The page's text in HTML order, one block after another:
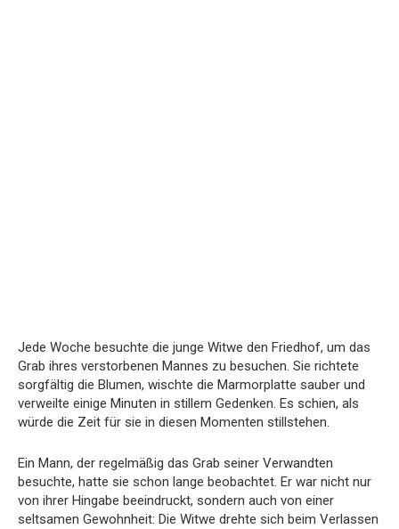
Jede Woche besuchte die junge Witwe den Friedhof, um das
Grab ihres verstorbenen Mannes zu besuchen. Sie richtete
sorgfältig die Blumen, wischte die Marmorplatte sauber und
verweilte einige Minuten in stillem Gedenken. Es schien, als
würde die Zeit für sie in diesen Momenten stillstehen.
Ein Mann, der regelmäßig das Grab seiner Verwandten
besuchte, hatte sie schon lange beobachtet. Er war nicht nur
von ihrer Hingabe beeindruckt, sondern auch von einer
seltsamen Gewohnheit: Die Witwe drehte sich beim Verlassen